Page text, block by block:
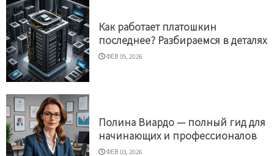
Как работает платошкин
последнее? Разбираемся в деталях
ФЕВ 05, 2026
Полина Виардо — полный гид для
начинающих и профессионалов
ФЕВ 03, 2026